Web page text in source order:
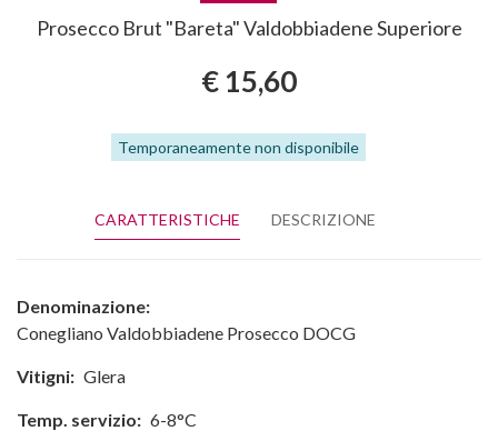
Prosecco Brut "Bareta" Valdobbiadene Superiore
€ 15,60
Temporaneamente non disponibile
CARATTERISTICHE DESCRIZIONE
Denominazione:
Conegliano Valdobbiadene Prosecco DOCG
Vitigni: Glera
Temp. servizio: 6-8°C